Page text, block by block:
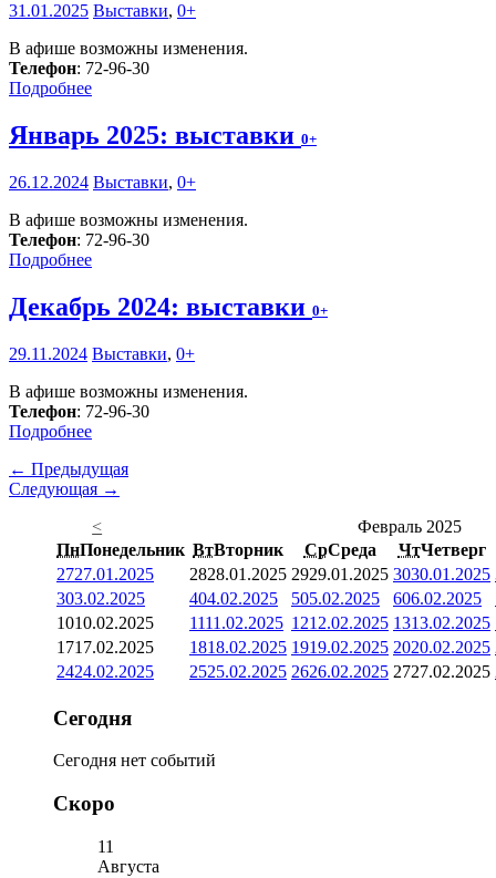
31.01.2025 Выставки, 0+
В афише возможны изменения.
Телефон: 72-96-30
Подробнее
Январь 2025: выставки 0+
26.12.2024 Выставки, 0+
В афише возможны изменения.
Телефон: 72-96-30
Подробнее
Декабрь 2024: выставки 0+
29.11.2024 Выставки, 0+
В афише возможны изменения.
Телефон: 72-96-30
Подробнее
← Предыдущая
Следующая →
<
Февраль 2025
ПнПонедельник ВтВторник СрСреда ЧтЧетверг
2727.01.2025 2828.01.2025 2929.01.2025 3030.01.2025
303.02.2025 404.02.2025 505.02.2025 606.02.2025
1010.02.2025 1111.02.2025 1212.02.2025 1313.02.2025
1717.02.2025 1818.02.2025 1919.02.2025 2020.02.2025
2424.02.2025 2525.02.2025 2626.02.2025 2727.02.2025
Сегодня
Сегодня нет событий
Скоро
11
Августа